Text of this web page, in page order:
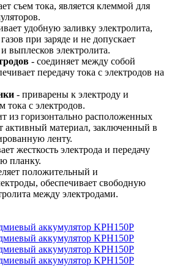
съем тока, является клеммой для
удобную заливку электролита,
при заряде и не допускает
выплесков электролита.
- соединяет между собой
передачу тока с электродов на
- приварены к электроду и
тока с электродов.
из горизонтально расположенных
активный материал, заключенный в
ленту.
жесткость электрода и передачу
планку.
положительный и
обеспечивает свободную
между электродами.